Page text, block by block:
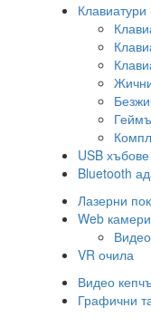
Клавиатури
USB хъбове
Bluetooth
Лазерни
Web камери
VR очила
Видео
Графични